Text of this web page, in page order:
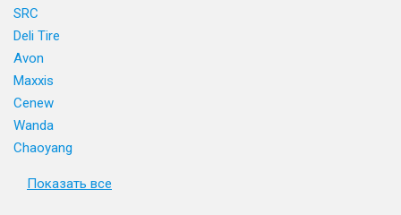
SRC
Deli Tire
Avon
Maxxis
Cenew
Wanda
Chaoyang
Показать все